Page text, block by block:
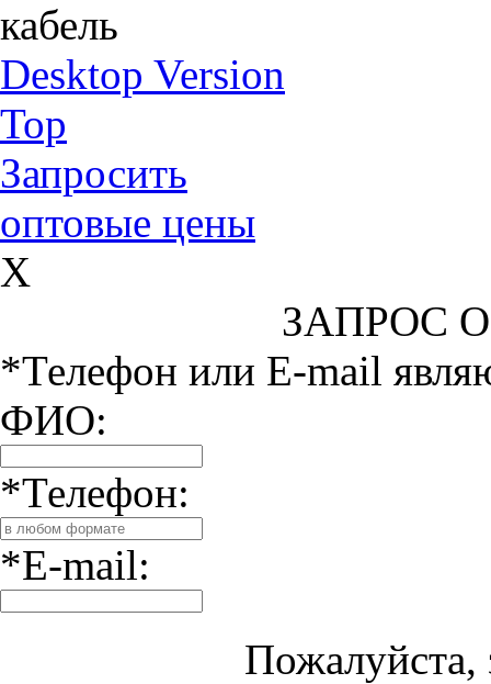
кабель
Desktop Version
Top
Запросить
оптовые цены
X
ЗАПРОС
*Телефон или E-mail
ФИО:
*Телефон:
*E-mail:
Пожалуйста,